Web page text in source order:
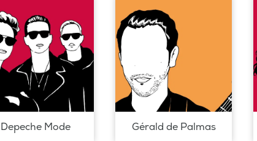
Depeche Mode Gérald de Palmas